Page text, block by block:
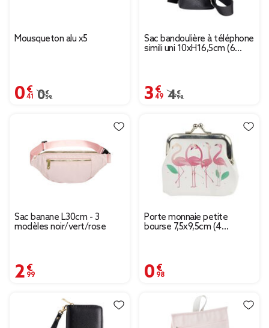
Mousqueton alu x5
0,41 €
Prix remisé de 0,59 € à 0,41 €
0,59 €
Sac bandoulière à téléphone
simili uni 10xH16,5cm (6
3,49 €
Prix remisé de 4,99 €
4,99 €
Sac banane L30cm - 3
modèles noir/vert/rose
2,99 €
Porte monnaie petite
bourse 7,5x9,5cm (4
0,98 €